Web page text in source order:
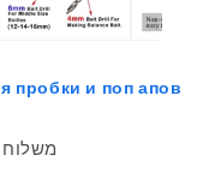
пробки и поп апов
משלוח חינם